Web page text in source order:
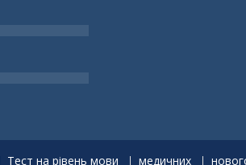
Тест на рівень мови медичних